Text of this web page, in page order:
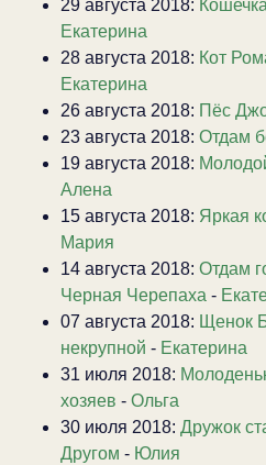
29 августа 2018:
Екатерина
28 августа 2018: Кот
Екатерина
26 августа 2018: Пёс
23 августа 2018: Отдам
19 августа 2018:
Алена
15 августа 2018: Яркая
Мария
14 августа 2018: Отдам
Черная Черепаха -
07 августа 2018: Щенок
некрупной - Екатерина
31 июля 2018:
хозяев - Ольга
30 июля 2018: Дружок
Другом - Юлия